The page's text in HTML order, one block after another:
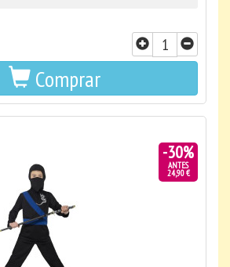
Comprar
-30%
ANTES
24,90 €